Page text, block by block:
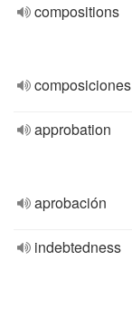
compositions
composiciones
approbation
aprobación
indebtedness